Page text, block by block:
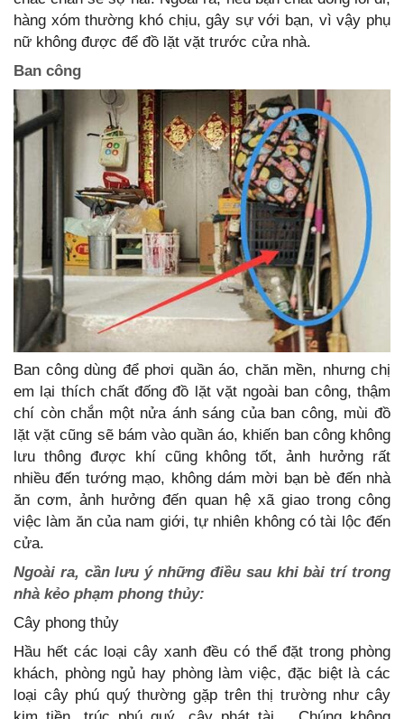
hàng xóm thường khó chịu, gây sự với bạn, vì vậy phụ
nữ không được để đồ lặt vặt trước cửa nhà.
Ban công
Ban công dùng để phơi quần áo, chăn mền, nhưng chị
em lại thích chất đống đồ lặt vặt ngoài ban công, thậm
chí còn chắn một nửa ánh sáng của ban công, mùi đồ
lặt vặt cũng sẽ bám vào quần áo, khiến ban công không
lưu thông được khí cũng không tốt, ảnh hưởng rất
nhiều đến tướng mạo, không dám mời bạn bè đến nhà
ăn cơm, ảnh hưởng đến quan hệ xã giao trong công
việc làm ăn của nam giới, tự nhiên không có tài lộc đến
cửa.
Ngoài ra, cần lưu ý những điều sau khi bài trí trong
nhà kẻo phạm phong thủy:
Cây phong thủy
Hầu hết các loại cây xanh đều có thể đặt trong phòng
khách, phòng ngủ hay phòng làm việc, đặc biệt là các
loại cây phú quý thường gặp trên thị trường như cây